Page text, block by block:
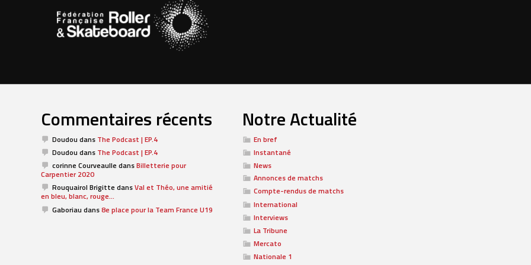
Commentaires récents
Doudou dans The Podcast | EP.4
Doudou dans The Podcast | EP.4
corinne CourveaulledansBilletterie pour
Carpentier 2020
Rouquairol BrigittedansVal et Théo, une amitié
en bleu, blanc, rouge…
Gaboriau dans8e place pour la Team France U19
Notre Actualité
En bref
Instantané
News
Annonces de matchs
Compte-rendus de matchs
International
Interviews
La Tribune
Mercato
Nationale 1